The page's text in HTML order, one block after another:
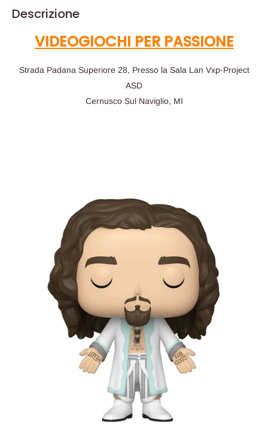
Descrizione
VIDEOGIOCHI PER PASSIONE
Strada Padana Superiore 28, Presso la Sala Lan Vxp-Project
ASD
Cernusco Sul Naviglio, MI